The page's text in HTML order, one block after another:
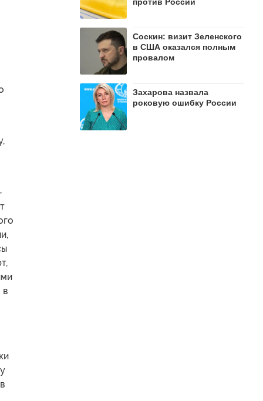
в
Соскин: визит Зеленского
в США оказался полным
провалом
Захарова назвала
роковую ошибку России